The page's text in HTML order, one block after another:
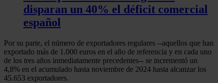
disparan un 40% el déficit comercial
español
Por su parte, el número de exportadores regulares --aquellos que han
exportado más de 1.000 euros en el año de referencia y en cada uno
de los tres años inmediatamente precedentes-- se incrementó un
4,8% en el acumulado hasta noviembre de 2024 hasta alcanzar los
45.653 exportadores.